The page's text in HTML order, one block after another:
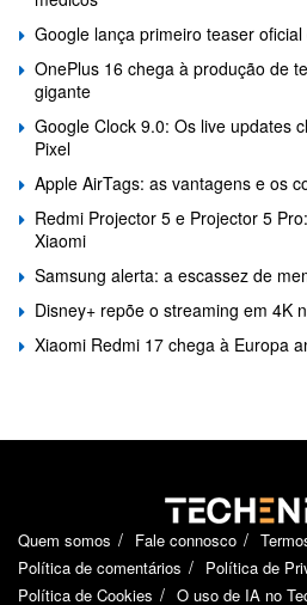
Google lança primeiro teaser
OnePlus 16 chega à produção de
gigante
Google Clock 9.0: Os live updates
Pixel
Apple AirTags: as vantagens e os
Redmi Projector 5 e Projector 5
Xiaomi
Samsung alerta: a escassez de
Disney+ repõe o streaming em 4K
Xiaomi Redmi 17 chega à Europa
Quem somos Fale connosco
Política de comentários
Política de
Política de Cookies
O uso de IA no